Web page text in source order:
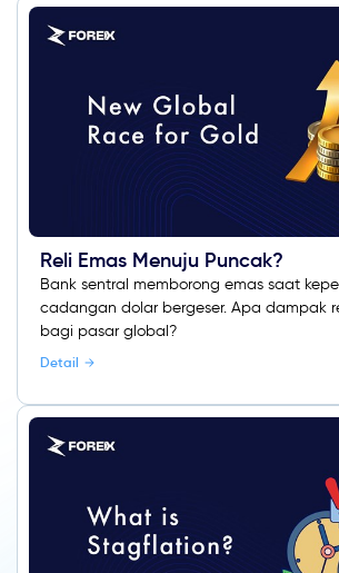
Reli Emas Menuju Puncak?
Bank sentral memborong emas saat
cadangan dolar bergeser. Apa dampak
bagi pasar global?
Detail